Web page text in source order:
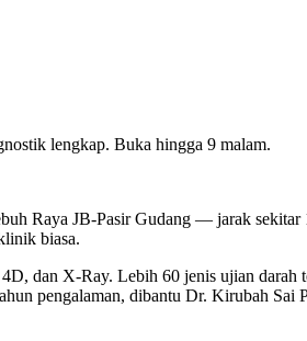
lengkap. Buka hingga 9 malam.
Raya JB-Pasir Gudang — jarak
biasa.
dan X-Ray. Lebih 60 jenis ujian darah
pengalaman, dibantu Dr. Kirubah Sai